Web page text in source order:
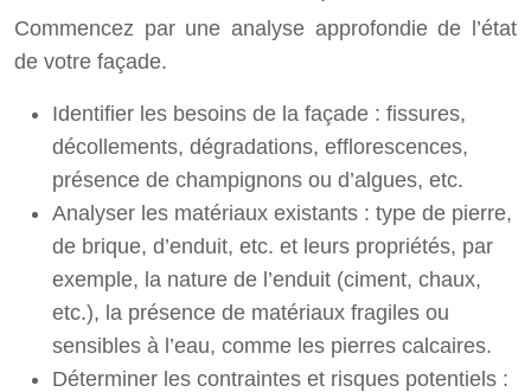
Commencez par une analyse approfondie de l’état
de votre façade.
Identifier les besoins de la façade : fissures,
décollements, dégradations, efflorescences,
présence de champignons ou d’algues, etc.
Analyser les matériaux existants : type de pierre,
de brique, d’enduit, etc. et leurs propriétés, par
exemple, la nature de l’enduit (ciment, chaux,
etc.), la présence de matériaux fragiles ou
sensibles à l’eau, comme les pierres calcaires.
Déterminer les contraintes et risques potentiels :